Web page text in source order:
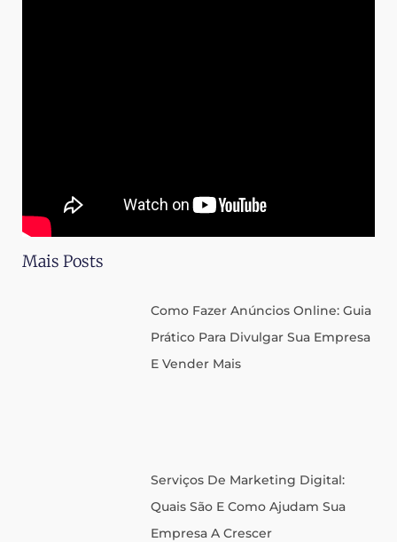
Mais Posts
Como Fazer Anúncios Online: Guia
Prático Para Divulgar Sua Empresa
E Vender Mais
Serviços De Marketing Digital:
Quais São E Como Ajudam Sua
Empresa A Crescer